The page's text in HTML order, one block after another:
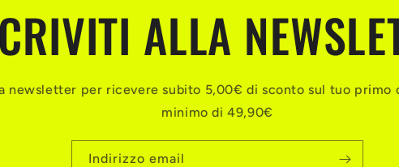
ALLA
newsletter per ricevere subito 5,00€ di sconto sul tuo primo
minimo di 49,90€
Indirizzo email